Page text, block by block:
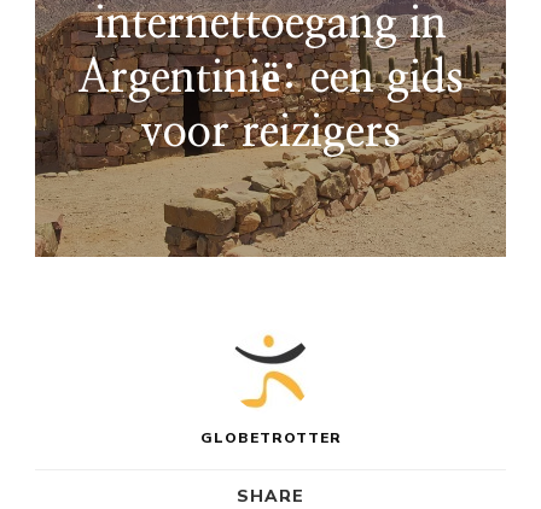
internettoegang in
Argentinië: een gids
voor reizigers
GLOBETROTTER
SHARE